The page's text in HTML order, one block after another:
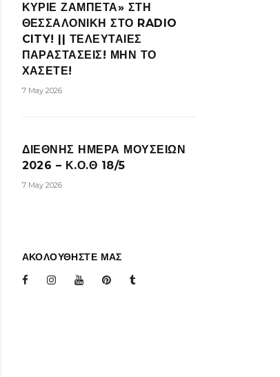
ΚΥΡΙΕ ΖΑΜΠΕΤΑ» ΣΤΗ
ΘΕΣΣΑΛΟΝΙΚΗ ΣΤΟ RADIO
CITY! || ΤΕΛΕΥΤΑΙΕΣ
ΠΑΡΑΣΤΑΣΕΙΣ! ΜΗΝ ΤΟ
ΧΑΣΕΤΕ!
7 May 2026
ΔΙΕΘΝΗΣ ΗΜΕΡΑ ΜΟΥΣΕΙΩΝ
2026 – Κ.Ο.Θ 18/5
7 May 2026
ΑΚΟΛΟΥΘΗΣΤΕ ΜΑΣ